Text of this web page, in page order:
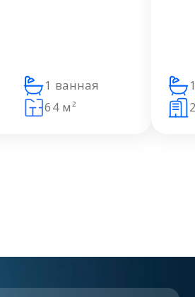
1 ванная
64 м²